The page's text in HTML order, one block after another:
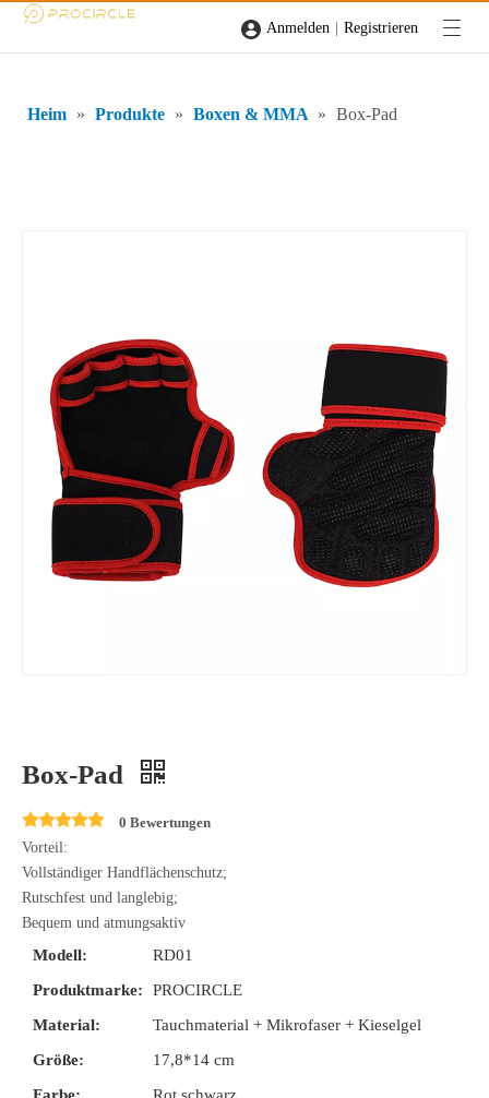
Anmelden | Registrieren
Heim » Produkte » Boxen & MMA » Box-Pad
Box-Pad
0 Bewertungen
Vorteil:
Vollständiger Handflächenschutz;
Rutschfest und langlebig;
Bequem und atmungsaktiv
Modell:
RD01
Produktmarke:
PROCIRCLE
Material:
Tauchmaterial + Mikrofaser + Kieselgel
Größe:
17,8*14 cm